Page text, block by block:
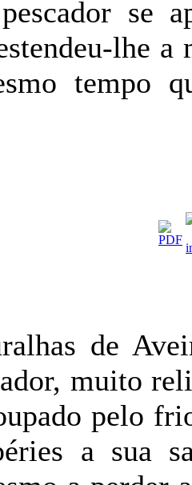
se
lhe a
tempo
de
muito
pelo
a sua